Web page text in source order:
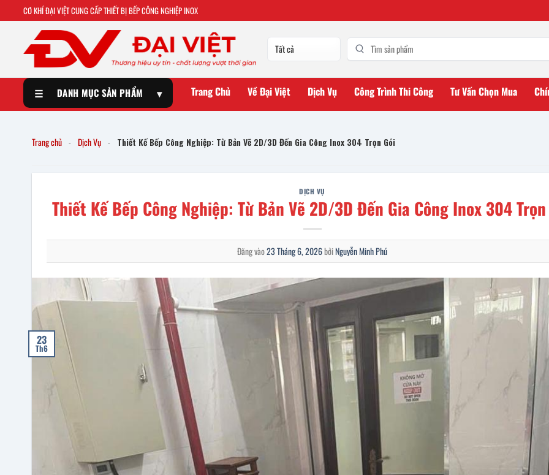
CƠ KHÍ ĐẠI VIỆT CUNG CẤP THIẾT BỊ BẾP CÔNG NGHIỆP INOX
☰ DANH MỤC SẢN PHẨM ▾ Trang Chủ Về Đại Việt Dịch Vụ Công Trình Thi Công Tư Vấn Chọn Mua
Trang chủ - Dịch Vụ - Thiết Kế Bếp Công Nghiệp: Từ Bản Vẽ 2D/3D Đến Gia Công Inox 304 Trọn Gói
DỊCH VỤ
Thiết Kế Bếp Công Nghiệp: Từ Bản Vẽ 2D/3D Đến Gia Công Inox 304
Đăng vào23 Tháng 6, 2026bởiNguyễn Minh Phú
23
Th6